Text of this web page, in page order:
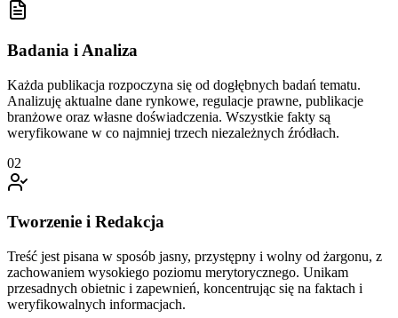
Badania i Analiza
Każda publikacja rozpoczyna się od dogłębnych badań tematu.
Analizuję aktualne dane rynkowe, regulacje prawne, publikacje
branżowe oraz własne doświadczenia. Wszystkie fakty są
weryfikowane w co najmniej trzech niezależnych źródłach.
02
Tworzenie i Redakcja
Treść jest pisana w sposób jasny, przystępny i wolny od żargonu, z
zachowaniem wysokiego poziomu merytorycznego. Unikam
przesadnych obietnic i zapewnień, koncentrując się na faktach i
weryfikowalnych informacjach.